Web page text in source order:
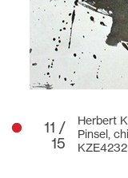
11 /
15
Herbert
Pinsel,
KZE4232